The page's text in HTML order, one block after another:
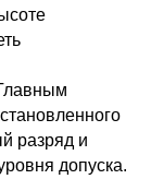
разряд и
допуска.